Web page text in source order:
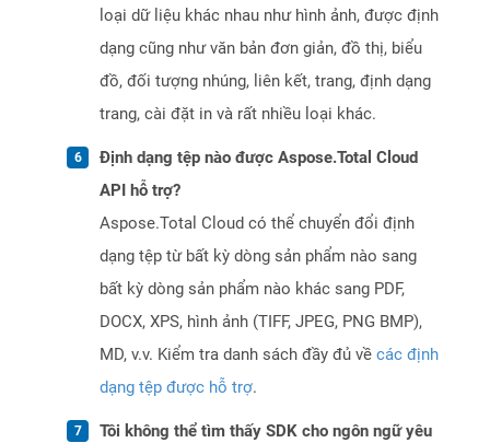
loại dữ liệu khác nhau như hình ảnh, được định
dạng cũng như văn bản đơn giản, đồ thị, biểu
đồ, đối tượng nhúng, liên kết, trang, định dạng
trang, cài đặt in và rất nhiều loại khác.
Định dạng tệp nào được Aspose.Total Cloud
API hỗ trợ?
Aspose.Total Cloud có thể chuyển đổi định
dạng tệp từ bất kỳ dòng sản phẩm nào sang
bất kỳ dòng sản phẩm nào khác sang PDF,
DOCX, XPS, hình ảnh (TIFF, JPEG, PNG BMP),
MD, v.v. Kiểm tra danh sách đầy đủ về các định
dạng tệp được hỗ trợ.
Tôi không thể tìm thấy SDK cho ngôn ngữ yêu